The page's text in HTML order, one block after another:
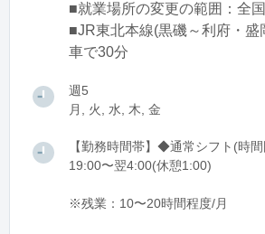
■就業場所の変更の範囲：全国
■JR東北本線(黒磯～利府・盛
車で30分
週5
月, 火, 水, 木, 金
【勤務時間帯】◆通常シフト(時
19:00〜翌4:00(休憩1:00)
※残業：10〜20時間程度/月